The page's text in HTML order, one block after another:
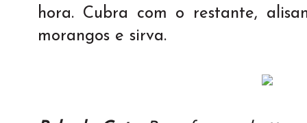
hora. Cubra com o restante,
morangos e sirva.